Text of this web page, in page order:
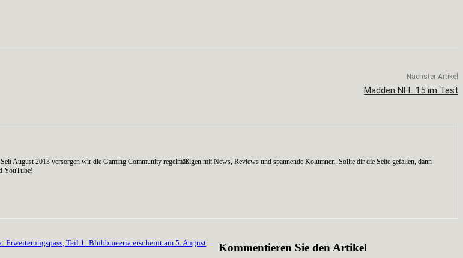
Nächster Artikel
Madden NFL 15 im Test
August 2013 versorgen wir die Gaming Community regelmäßigen mit News, Reviews und spannende Kolumnen. Sollte dir die Seite gefallen, dann
YouTube!
Erweiterungspass, Teil 1: Blubbmeeria erscheint am 5. August Kommentieren Sie den Artikel